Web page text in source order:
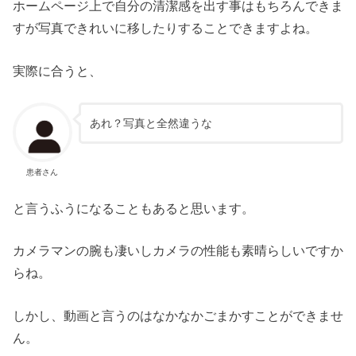
ホームページ上で自分の清潔感を出す事はもちろんできま
すが写真できれいに移したりすることできますよね。
実際に合うと、
患者さん
あれ？写真と全然違うな
と言うふうになることもあると思います。
カメラマンの腕も凄いしカメラの性能も素晴らしいですか
らね。
しかし、動画と言うのはなかなかごまかすことができませ
ん。